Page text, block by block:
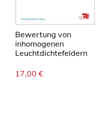
Bewertung von
inhomogenen
Leuchtdichtefeldern
17,00 €